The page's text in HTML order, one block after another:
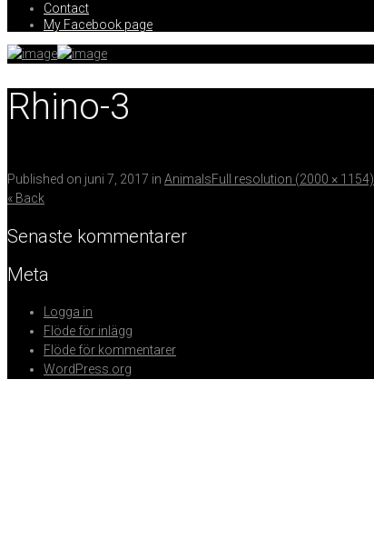
Contact
My Facebook page
Rhino-3
Published on juni 7, 2017 in AnimalsFull resolution (2000 × 1154)
« Back
Senaste kommentarer
Meta
Logga in
Flöde för inlägg
Flöde för kommentarer
WordPress.org